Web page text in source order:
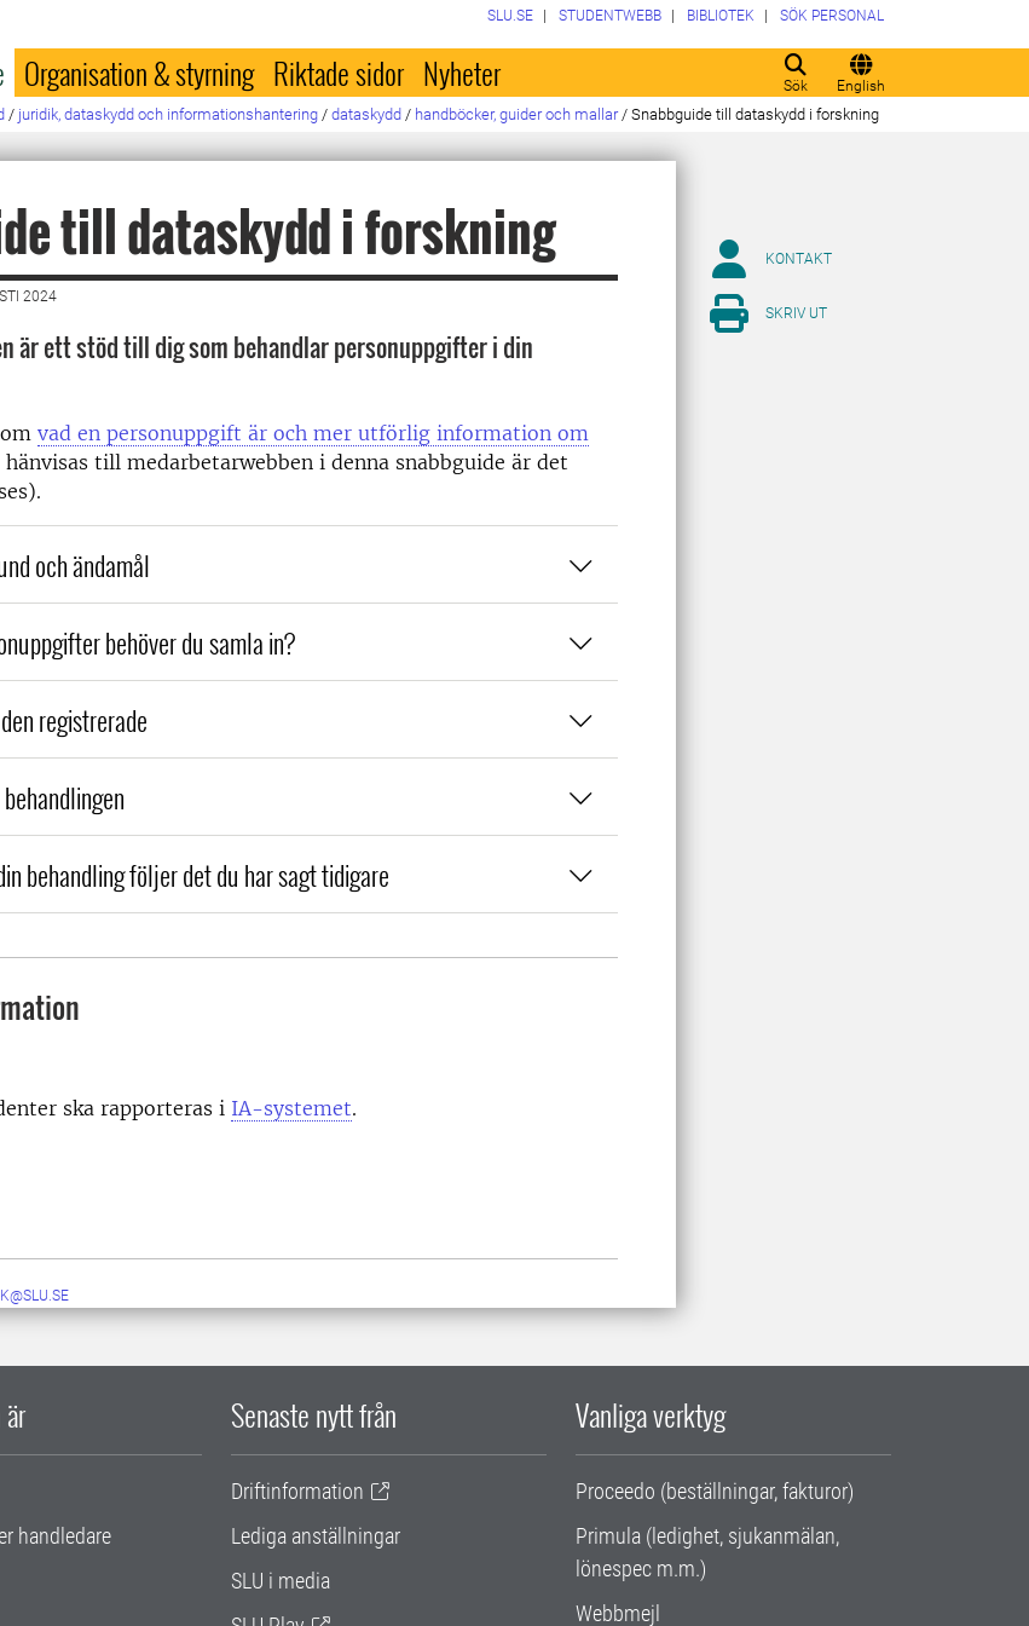
Sök English
SLU.SE STUDENTWEBB BIBLIOTEK SÖK PERSONAL
Organisation & styrning Riktade sidor Nyheter
/ juridik, dataskydd och informationshantering / dataskydd / handböcker, guider och mallar / Snabbguide till dataskydd i forskning
till dataskydd i forskning
2024
är ett stöd till dig som behandlar personuppgifter i din
vad en personuppgift är och mer utförlig information om
till medarbetarwebben i denna snabbguide är det
och ändamål
behöver du samla in?
registrerade
behandling följer det du har sagt tidigare
ska rapporteras i IA-systemet.
KONTAKT
SKRIV UT
handledare
Senaste nytt från
Driftinformation
Lediga anställningar
SLU i media
Vanliga verktyg
Proceedo (beställningar, fakturor)
Primula (ledighet, sjukanmälan,
lönespec m.m.)
Webbmejl